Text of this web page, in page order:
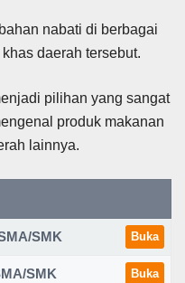
nabati di berbagai
daerah tersebut.
pilihan yang sangat
produk makanan
lainnya.
SMK Buka
SMK Buka